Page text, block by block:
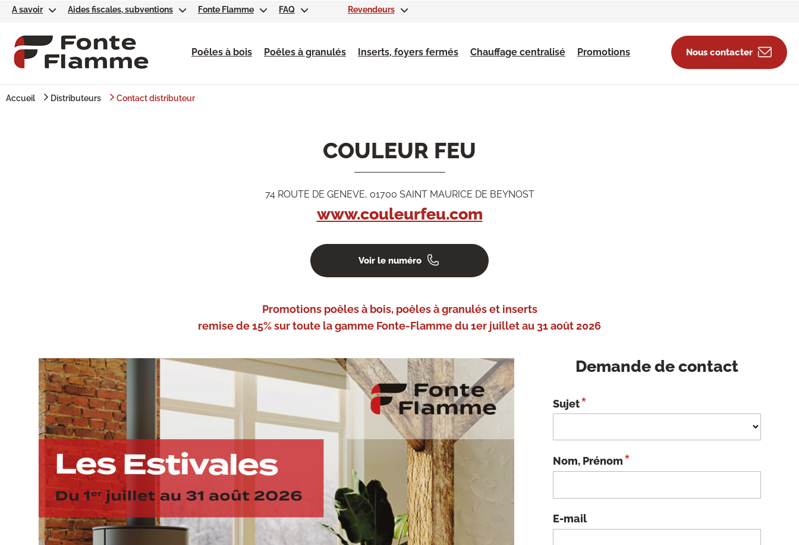
Poêles à bois Poêles à granulés Inserts, foyers fermés Chauffage centralisé Promotions Nous contacter
A savoir Aides fiscales, subventions Fonte Flamme FAQ Revendeurs
Accueil Distributeurs Contact distributeur
COULEUR FEU
74 ROUTE DE GENEVE, 01700 SAINT MAURICE DE BEYNOST
www.couleurfeu.com
Voir le numéro
Promotions poêles à bois, poêles à granulés et inserts
remise de 15% sur toute la gamme Fonte-Flamme du 1er juillet au 31 août 2026
Demande de contact
Sujet*
Nom, Prénom*
E-mail